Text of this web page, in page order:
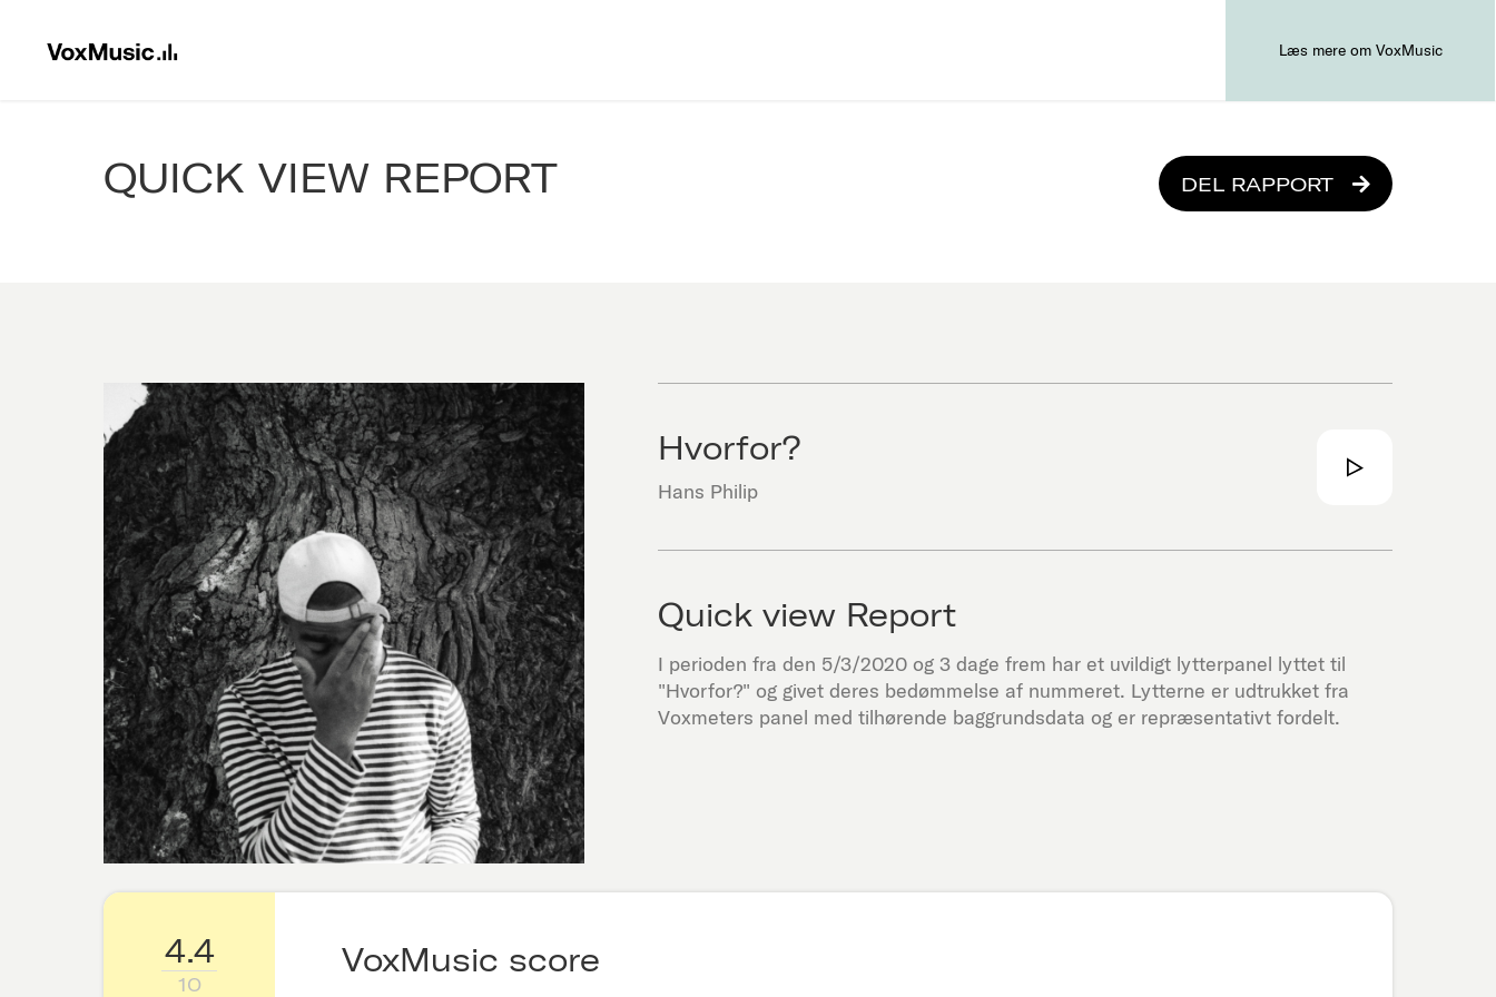
Læs mere om VoxMusic
QUICK VIEW REPORT DEL RAPPORT
Hvorfor?
Hans Philip
Quick view Report
I perioden fra den 5/3/2020 og 3 dage frem har et uvildigt lytterpanel lyttet til
"Hvorfor?" og givet deres bedømmelse af nummeret. Lytterne er udtrukket fra
Voxmeters panel med tilhørende baggrundsdata og er repræsentativt fordelt.
4.4
10
VoxMusic score